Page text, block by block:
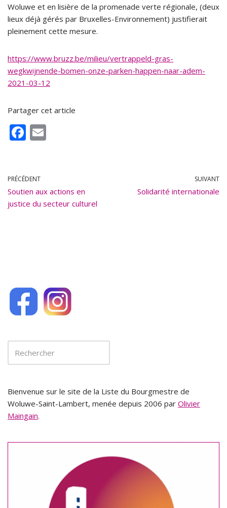
Woluwe et en lisière de la promenade verte régionale, (deux
lieux déjà gérés par Bruxelles-Environnement) justifierait
pleinement cette mesure.
https://www.bruzz.be/milieu/vertrappeld-gras-
wegkwijnende-bomen-onze-parken-happen-naar-adem-
2021-03-12
Partager cet article
F
b
o
o
PRÉCÉDENT
Soutien aux actions en
justice du secteur culturel
SUIVANT
Solidarité internationale
Bienvenue sur le site de la Liste du Bourgmestre de
Woluwe-Saint-Lambert, menée depuis 2006 par Olivier
Maingain.